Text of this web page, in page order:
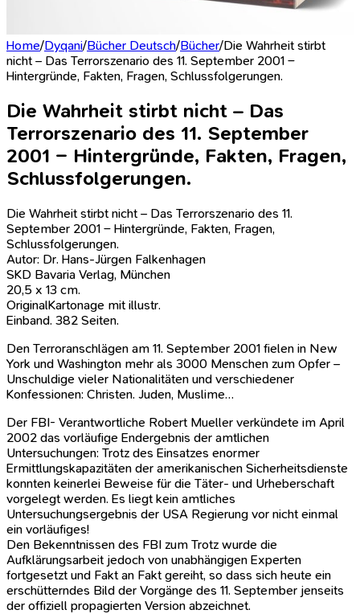
Home/Dyqani/Bücher Deutsch/Bücher/Die Wahrheit stirbt
nicht – Das Terrorszenario des 11. September 2001 –
Hintergründe, Fakten, Fragen, Schlussfolgerungen.
Die Wahrheit stirbt nicht – Das
Terrorszenario des 11. September
2001 – Hintergründe, Fakten, Fragen,
Schlussfolgerungen.
Die Wahrheit stirbt nicht – Das Terrorszenario des 11.
September 2001 – Hintergründe, Fakten, Fragen,
Schlussfolgerungen.
Autor: Dr. Hans-Jürgen Falkenhagen
SKD Bavaria Verlag, München
20,5 x 13 cm.
OriginalKartonage mit illustr.
Einband. 382 Seiten.
Den Terroranschlägen am 11. September 2001 fielen in New
York und Washington mehr als 3000 Menschen zum Opfer –
Unschuldige vieler Nationalitäten und verschiedener
Konfessionen: Christen. Juden, Muslime…
Der FBI- Verantwortliche Robert Mueller verkündete im April
2002 das vorläufige Endergebnis der amtlichen
Untersuchungen: Trotz des Einsatzes enormer
Ermittlungskapazitäten der amerikanischen Sicherheitsdienste
konnten keinerlei Beweise für die Täter- und Urheberschaft
vorgelegt werden. Es liegt kein amtliches
Untersuchungsergebnis der USA Regierung vor nicht einmal
ein vorläufiges!
Den Bekenntnissen des FBI zum Trotz wurde die
Aufklärungsarbeit jedoch von unabhängigen Experten
fortgesetzt und Fakt an Fakt gereiht, so dass sich heute ein
erschütterndes Bild der Vorgänge des 11. September jenseits
der offiziell propagierten Version abzeichnet.